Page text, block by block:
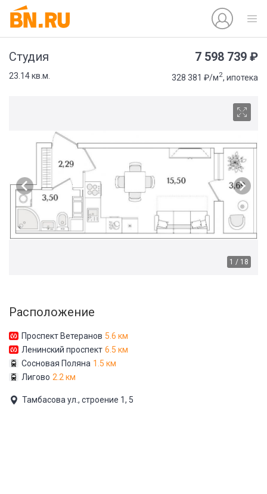
Студия 7 598 739 ₽
23.14 кв.м. 328 381 ₽/м2, ипотека
1 / 18
Расположение
Проспект Ветеранов 5.6 км
Ленинский проспект 6.5 км
Сосновая Поляна 1.5 км
Лигово 2.2 км
Тамбасова ул., строение 1, 5